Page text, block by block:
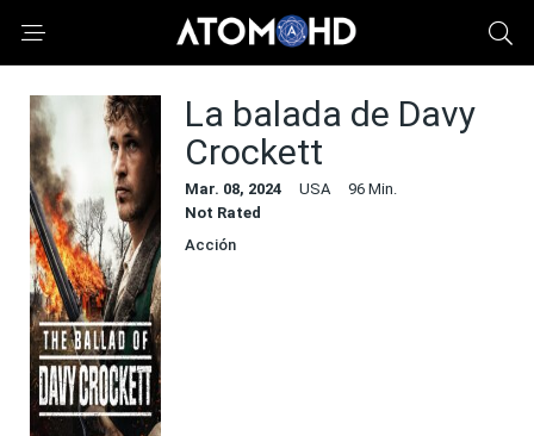
La balada de Davy
Crockett
Mar. 08, 2024 USA
96 Min.
Not Rated
Acción